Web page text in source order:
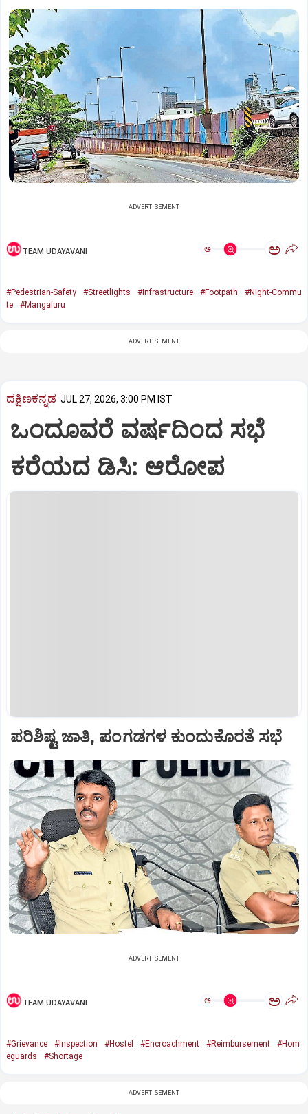
ADVERTISEMENT
TEAM UDAYAVANI ಅ ಅ
#Pedestrian-Safety #Streetlights #Infrastructure #Footpath
#Night-Commu
te
#Mangaluru
ADVERTISEMENT
ದಕ್ಷಿಣಕನ್ನಡ JUL 27, 2026, 3:00 PM IST
ಒಂದೂವರೆ ವರ್ಷದಿಂದ ಸಭೆ
ಕರೆಯದ ಡಿಸಿ: ಆರೋಪ
ಪರಿಶಿಷ್ಟ ಜಾತಿ, ಪಂಗಡಗಳ ಕುಂದುಕೊರತೆ ಸಭೆ
ADVERTISEMENT
TEAM UDAYAVANI ಅ ಅ
#Grievance #Inspection #Hostel #Encroachment #Reimbursement
#Hom
eguards
#Shortage
ADVERTISEMENT